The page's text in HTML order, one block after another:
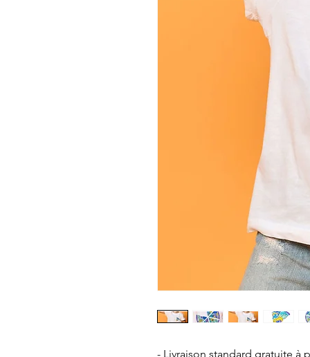
- Livraison standard gratuite à